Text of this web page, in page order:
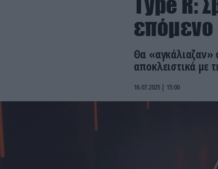
Θα «αγκάλιαζαν»
αποκλειστικά με
16.07.2025 | 15:00